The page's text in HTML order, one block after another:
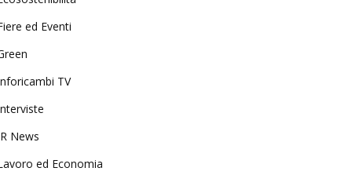
ed Eventi
TV
News
ed Economia